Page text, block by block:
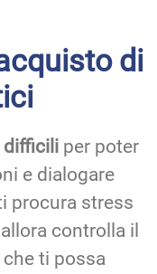
di
difficili per poter
e dialogare
procura stress
controlla il
ti possa